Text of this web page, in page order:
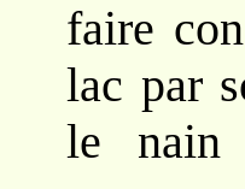
faire
lac par
le nain